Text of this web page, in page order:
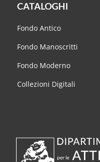
CATALOGHI
Fondo Antico
Fondo Manoscritti
Fondo Moderno
Collezioni Digitali